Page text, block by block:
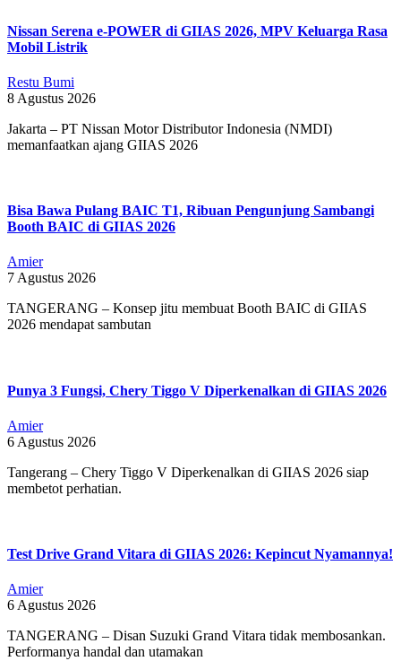
Nissan Serena e-POWER di GIIAS 2026, MPV Keluarga Rasa
Mobil Listrik
Restu Bumi
8 Agustus 2026
Jakarta – PT Nissan Motor Distributor Indonesia (NMDI)
memanfaatkan ajang GIIAS 2026
Bisa Bawa Pulang BAIC T1, Ribuan Pengunjung Sambangi
Booth BAIC di GIIAS 2026
Amier
7 Agustus 2026
TANGERANG – Konsep jitu membuat Booth BAIC di GIIAS
2026 mendapat sambutan
Punya 3 Fungsi, Chery Tiggo V Diperkenalkan di GIIAS 2026
Amier
6 Agustus 2026
Tangerang – Chery Tiggo V Diperkenalkan di GIIAS 2026 siap
membetot perhatian.
Test Drive Grand Vitara di GIIAS 2026: Kepincut Nyamannya!
Amier
6 Agustus 2026
TANGERANG – Disan Suzuki Grand Vitara tidak membosankan.
Performanya handal dan utamakan